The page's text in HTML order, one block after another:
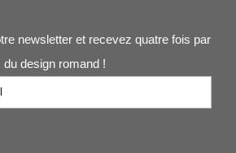
newsletter et recevez quatre fois par
design romand !